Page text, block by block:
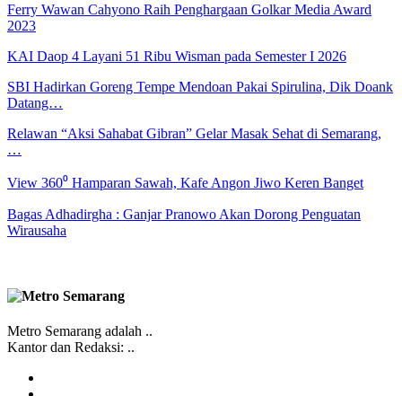
Ferry Wawan Cahyono Raih Penghargaan Golkar Media Award
2023
KAI Daop 4 Layani 51 Ribu Wisman pada Semester I 2026
SBI Hadirkan Goreng Tempe Mendoan Pakai Spirulina, Dik Doank
Datang…
Relawan “Aksi Sahabat Gibran” Gelar Masak Sehat di Semarang,
…
View 360⁰ Hamparan Sawah, Kafe Angon Jiwo Keren Banget
Bagas Adhadirgha : Ganjar Pranowo Akan Dorong Penguatan
Wirausaha
Metro Semarang adalah ..
Kantor dan Redaksi: ..